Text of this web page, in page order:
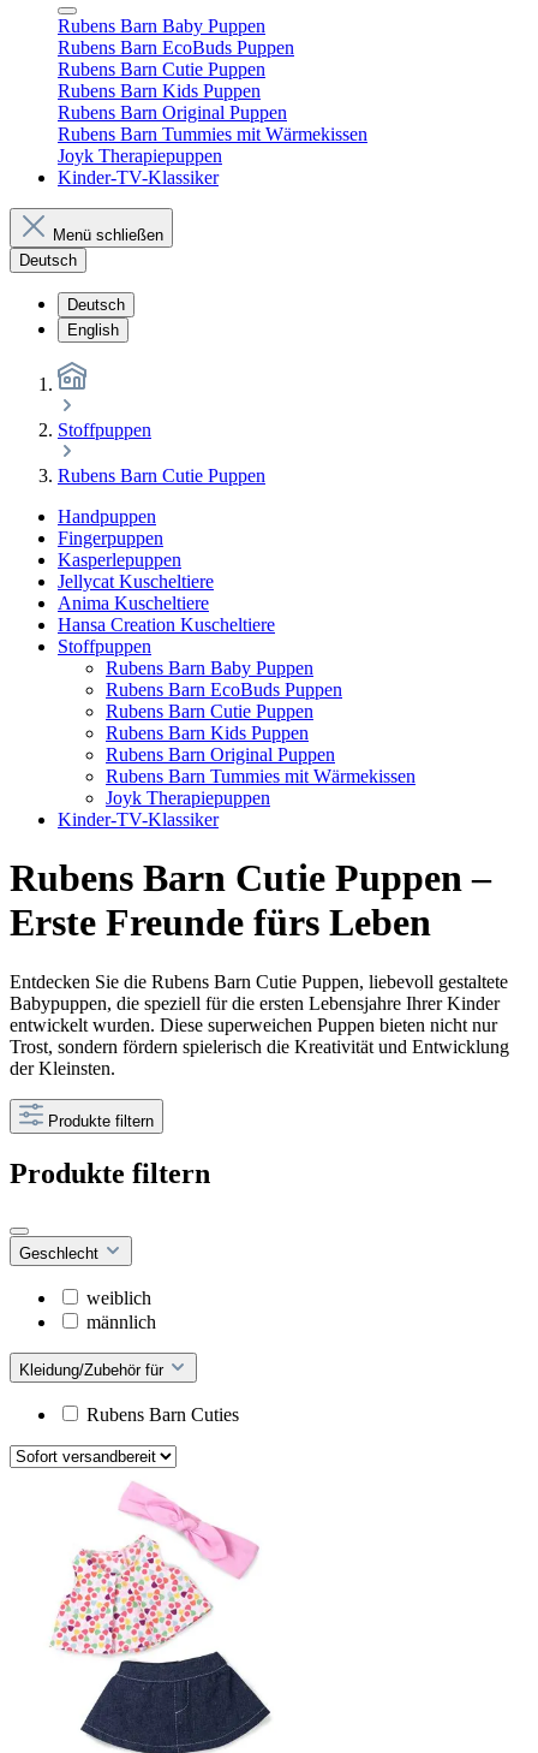
Rubens Barn Baby Puppen
Rubens Barn EcoBuds Puppen
Rubens Barn Cutie Puppen
Rubens Barn Kids Puppen
Rubens Barn Original Puppen
Rubens Barn Tummies mit Wärmekissen
Joyk Therapiepuppen
Kinder-TV-Klassiker
Menü schließen
Deutsch
Deutsch
English
Stoffpuppen
Rubens Barn Cutie Puppen
Handpuppen
Fingerpuppen
Kasperlepuppen
Jellycat Kuscheltiere
Anima Kuscheltiere
Hansa Creation Kuscheltiere
Stoffpuppen
Rubens Barn Baby Puppen
Rubens Barn EcoBuds Puppen
Rubens Barn Cutie Puppen
Rubens Barn Kids Puppen
Rubens Barn Original Puppen
Rubens Barn Tummies mit Wärmekissen
Joyk Therapiepuppen
Kinder-TV-Klassiker
Rubens Barn Cutie Puppen –
Erste Freunde fürs Leben
Entdecken Sie die Rubens Barn Cutie Puppen, liebevoll gestaltete
Babypuppen, die speziell für die ersten Lebensjahre Ihrer Kinder
entwickelt wurden. Diese superweichen Puppen bieten nicht nur
Trost, sondern fördern spielerisch die Kreativität und Entwicklung
der Kleinsten.
Produkte filtern
Produkte filtern
Geschlecht
weiblich
männlich
Kleidung/Zubehör für
Rubens Barn Cuties